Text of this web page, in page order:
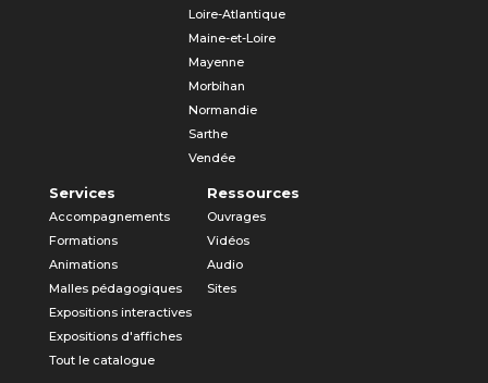
Loire-Atlantique
Maine-et-Loire
Mayenne
Morbihan
Normandie
Sarthe
Vendée
Services
Accompagnements
Formations
Animations
Malles pédagogiques
Expositions interactives
Expositions d'affiches
Tout le catalogue
Ressources
Ouvrages
Vidéos
Audio
Sites